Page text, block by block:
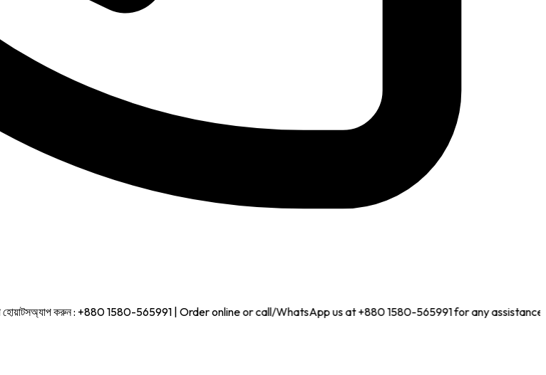
হোয়াটসঅ্যাপ করুন : +880 1580-565991 | Order online or call/WhatsApp us at +880 1580-565991 for any assistance!